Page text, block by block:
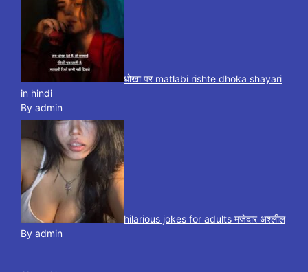
धोखा पर matlabi rishte dhoka shayari
in hindi
By admin
hilarious jokes for adults मजेदार अश्लील
By admin